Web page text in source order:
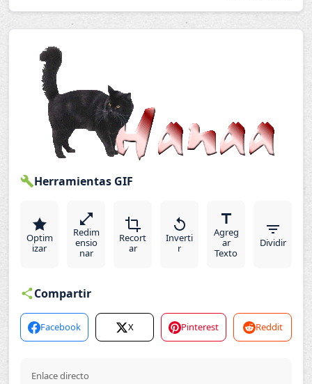
Herramientas GIF
Optim
izar
Redim
ensio
nar
Recort
ar
Inverti
r
Agreg
ar
Texto
Dividir
Compartir
Facebook X Pinterest Reddit
Enlace directo